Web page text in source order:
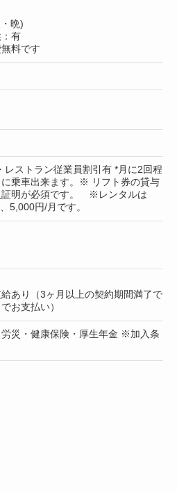
晩)
有
料です
レストラン従業員割引有 *月に2回程
に乗車出来ます。※ リフト券の貸与
証明が必須です。 ※レンタルは
5,000円/月です。
あり（3ヶ月以上の契約期間満了で
お支払い）
労災・健康保険・厚生年金 ※加入条